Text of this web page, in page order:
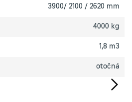
3900/ 2100 / 2620 mm
4000 kg
1,8 m3
otočná